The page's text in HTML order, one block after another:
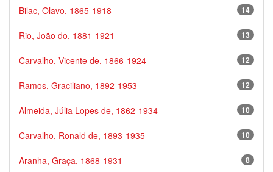
14
Bilac, Olavo, 1865-1918
13
Rio, João do, 1881-1921
12
Carvalho, Vicente de, 1866-1924
12
Ramos, Graciliano, 1892-1953
10
Almeida, Júlia Lopes de, 1862-1934
10
Carvalho, Ronald de, 1893-1935
8
Aranha, Graça, 1868-1931